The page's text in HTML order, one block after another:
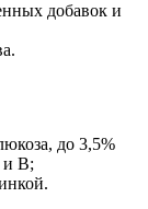
добавок и
до 3,5%
и B;